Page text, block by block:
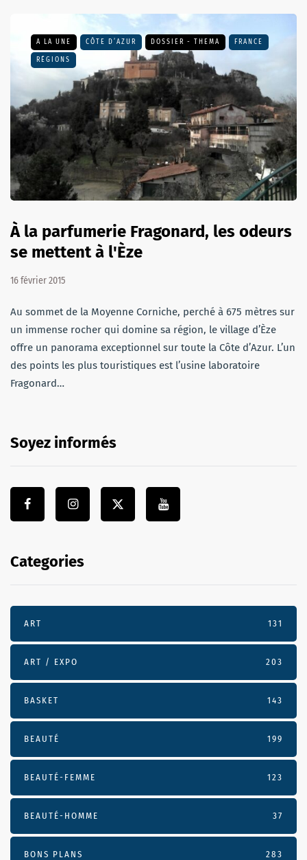
A LA UNE CÔTE D’AZUR DOSSIER - THEMA FRANCE
RÉGIONS
À la parfumerie Fragonard, les odeurs
se mettent à l'Èze
16 février 2015
Au sommet de la Moyenne Corniche, perché à 675 mètres sur
un immense rocher qui domine sa région, le village d’Èze
offre un panorama exceptionnel sur toute la Côte d’Azur. L’un
des points les plus touristiques est l’usine laboratoire
Fragonard…
Soyez informés
Categories
ART 131
ART / EXPO 203
BASKET 143
BEAUTÉ 199
BEAUTÉ-FEMME 123
BEAUTÉ-HOMME 37
BONS PLANS 283